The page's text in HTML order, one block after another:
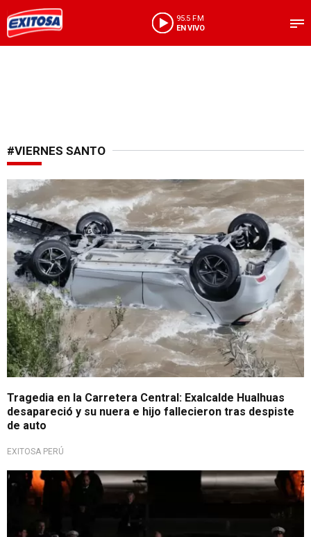
95.5 FM
EN VIVO
#VIERNES SANTO
Fatídico accidente
Tragedia en la Carretera Central: Exalcalde Hualhuas
desapareció y su nuera e hijo fallecieron tras despiste
de auto
EXITOSA PERÚ
Un gesto que no se veía desde hace décadas